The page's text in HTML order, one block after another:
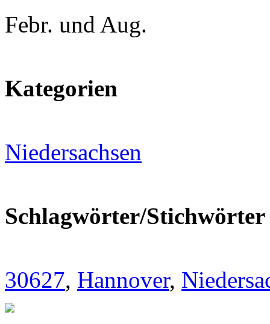
Febr. und Aug.
Kategorien
Niedersachsen
Schlagwörter/Stichwörter
30627, Hannover,